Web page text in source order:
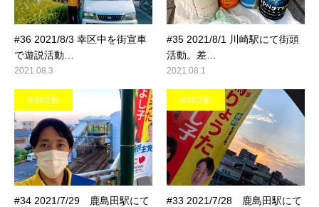
#36 2021/8/3 幸区中を街宣車
で遊説活動…
2021.08.3
#35 2021/8/1 川崎駅にて街頭
活動。差…
2021.08.1
街頭活動
#34 2021/7/29 鹿島田駅にて
街頭活動
#33 2021/7/28 鹿島田駅にて